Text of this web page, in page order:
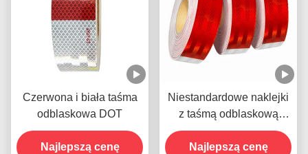
Czerwona i biała taśma
odblaskowa DOT
Najlepszą cenę
Niestandardowe naklejki
z taśmą odblaskową
Retro DOT C2 dla
przyczep
Najlepszą cenę